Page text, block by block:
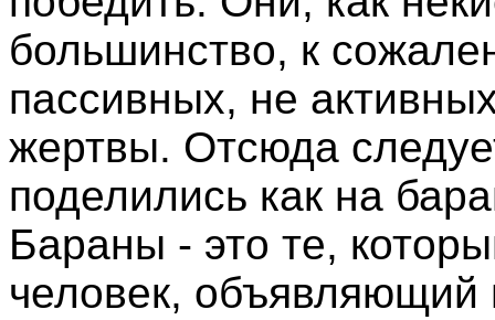
большинство, к
пассивных, не
жертвы. Отсюда
поделились как на
Бараны - это те,
человек, объявляющий